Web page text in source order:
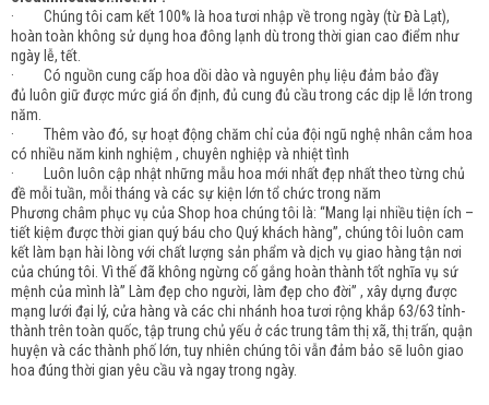
· Chúng tôi cam kết 100% là hoa tươi nhập về trong ngày (từ Đà Lạt),
hoàn toàn không sử dụng hoa đông lạnh dù trong thời gian cao điểm như
ngày lễ, tết.
· Có nguồn cung cấp hoa dồi dào và nguyên phụ liệu đảm bảo đầy
đủ luôn giữ được mức giá ổn định, đủ cung đủ cầu trong các dịp lễ lớn trong
năm.
· Thêm vào đó, sự hoạt động chăm chỉ của đội ngũ nghệ nhân cắm hoa
có nhiều năm kinh nghiệm , chuyên nghiệp và nhiệt tình
· Luôn luôn cập nhật những mẫu hoa mới nhất đẹp nhất theo từng chủ
đề mỗi tuần, mỗi tháng và các sự kiện lớn tổ chức trong năm
Phương châm phục vụ của Shop hoa chúng tôi là: “Mang lại nhiều tiện ích –
tiết kiệm được thời gian quý báu cho Quý khách hàng”, chúng tôi luôn cam
kết làm bạn hài lòng với chất lượng sản phẩm và dịch vụ giao hàng tận nơi
của chúng tôi. Vì thế đã không ngừng cố gắng hoàn thành tốt nghĩa vụ sứ
mệnh của mình là” Làm đẹp cho người, làm đẹp cho đời” , xây dựng được
mạng lưới đại lý, cửa hàng và các chi nhánh hoa tươi rộng khắp 63/63 tỉnh-
thành trên toàn quốc, tập trung chủ yếu ở các trung tâm thị xã, thị trấn, quận
huyện và các thành phố lớn, tuy nhiên chúng tôi vẫn đảm bảo sẽ luôn giao
hoa đúng thời gian yêu cầu và ngay trong ngày.